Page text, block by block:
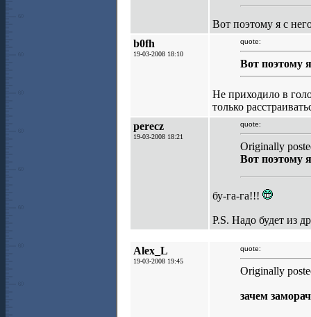
Вот поэтому я с
b0fh
19-03-2008 18:10
quote:
Вот поэтому
Не приходило в
только
perecz
19-03-2008 18:21
quote:
Originally
Вот поэтому
бу-га-га!!!
Р.S. Надо будет из
Alex_L
19-03-2008 19:45
quote:
Originally
зачем